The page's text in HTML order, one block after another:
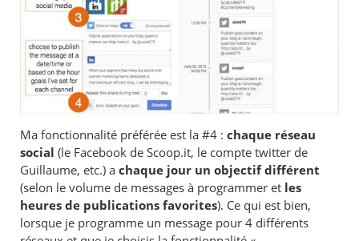
Ma fonctionnalité préférée est la #4 :chaque réseau
social (le Facebook de Scoop.it, le compte twitter de
Guillaume, etc.) achaque jour un objectif différent
(selon le volume de messages à programmer et les
heures de publications favorites). Ce qui est bien,
lorsque je programme un message pour 4 différents